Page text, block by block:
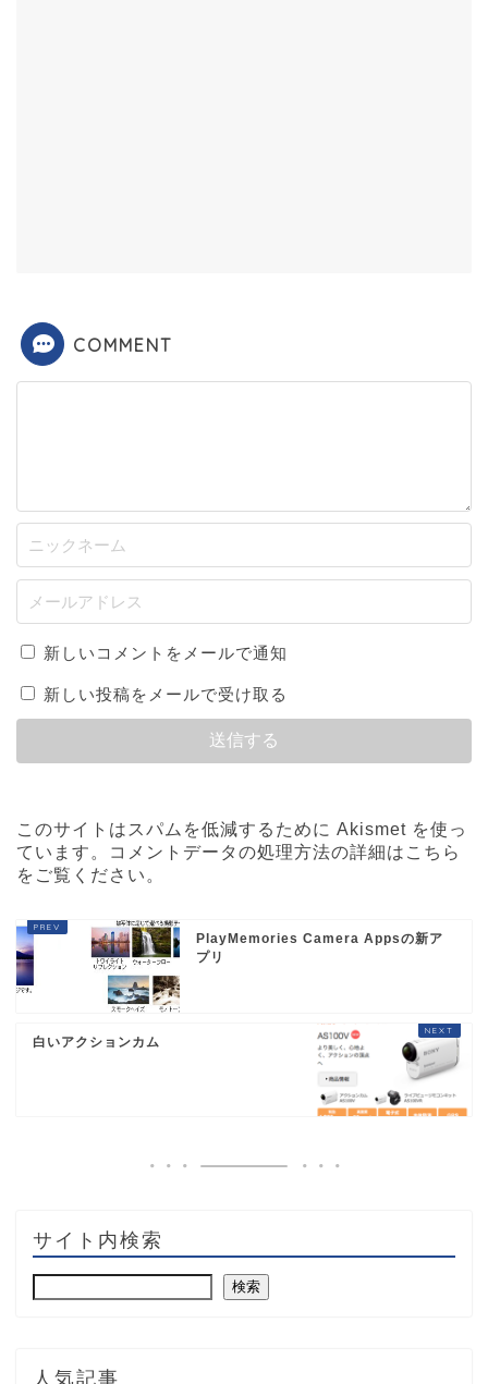
COMMENT
新しいコメントをメールで通知
新しい投稿をメールで受け取る
このサイトはスパムを低減するために Akismet を使っ
ています。
コメントデータの処理方法の詳細はこちら
をご覧ください。
PlayMemories Camera Appsの新ア
プリ
白いアクションカム
サイト内検索
検索
人気記事